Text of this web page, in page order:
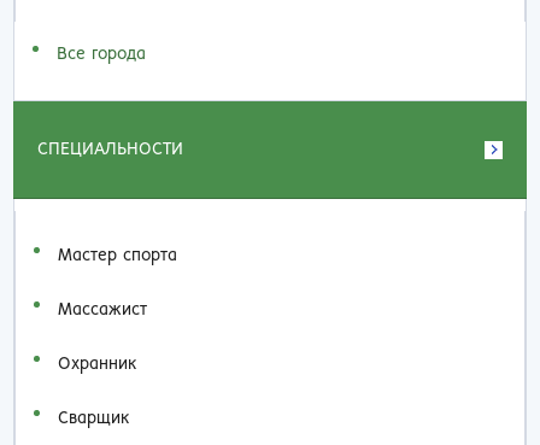
Все города
СПЕЦИАЛЬНОСТИ
Мастер спорта
Массажист
Охранник
Сварщик